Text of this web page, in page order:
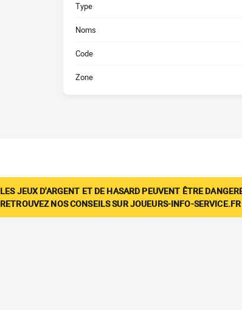
Type
Noms
Code
Zone
LES JEUX D'ARGENT ET DE HASARD PEUVENT ÊTRE
RETROUVEZ NOS CONSEILS SUR JOUEURS-INFO-